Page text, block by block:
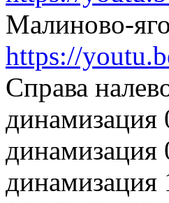
Малиново-
https://
Cправа